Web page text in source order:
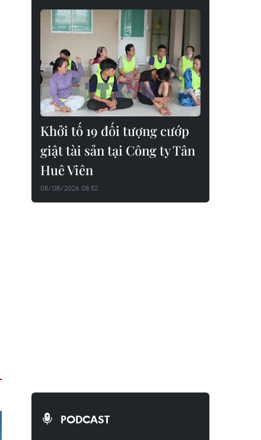
Khởi tố 19 đối tượng cướp
giật tài sản tại Công ty Tân
Huê Viên
08/08/2026 08:52
PODCAST